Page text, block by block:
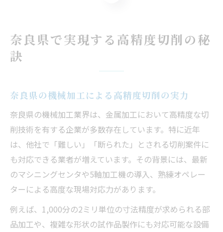
奈良県で実現する高精度切削の秘
訣
奈良県の機械加工による高精度切削の実力
奈良県の機械加工業界は、金属加工において高精度な切
削技術を有する企業が多数存在しています。特に近年
は、他社で「難しい」「断られた」とされる切削案件に
も対応できる業者が増えています。その背景には、最新
のマシニングセンタや5軸加工機の導入、熟練オペレー
ターによる高度な現場対応力があります。
例えば、1,000分の2ミリ単位の寸法精度が求められる部
品加工や、複雑な形状の試作品製作にも対応可能な設備